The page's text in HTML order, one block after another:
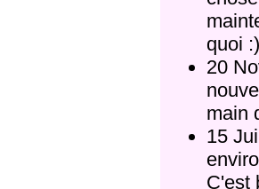
quoi :)
20
main
15
C'est